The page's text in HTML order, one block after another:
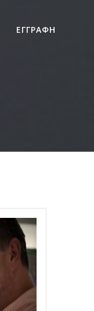
ΕΓΓΡΑΦΗ